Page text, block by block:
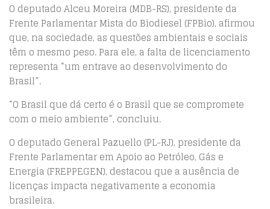
O deputado Alceu Moreira (MDB-RS), presidente da
Frente Parlamentar Mista do Biodiesel (FPBio), afirmou
que, na sociedade, as questões ambientais e sociais
têm o mesmo peso. Para ele, a falta de licenciamento
representa “um entrave ao desenvolvimento do
Brasil”.
“O Brasil que dá certo é o Brasil que se compromete
com o meio ambiente”, concluiu.
O deputado General Pazuello (PL-RJ), presidente da
Frente Parlamentar em Apoio ao Petróleo, Gás e
Energia (FREPPEGEN), destacou que a ausência de
licenças impacta negativamente a economia
brasileira.